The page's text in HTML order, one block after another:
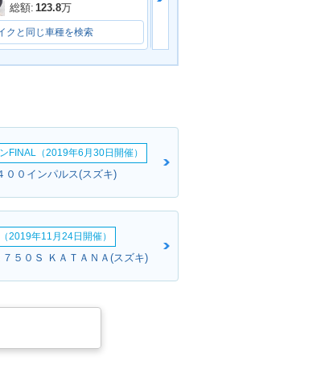
総額: 123.8万
クと同じ車種を検索
FINAL（2019年6月30日開催）
００インパルス(スズキ)
2019年11月24日開催）
５０Ｓ ＫＡＴＡＮＡ(スズキ)